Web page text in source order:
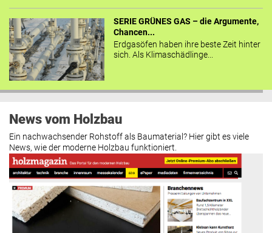
SERIE GRÜNES GAS – die Argumente,
Chancen...
Erdgasöfen haben ihre beste Zeit hinter
sich. Als Klimaschädlinge...
News vom Holzbau
Ein nachwachsender Rohstoff als Baumaterial? Hier gibt es viele
News, wie der moderne Holzbau funktioniert.